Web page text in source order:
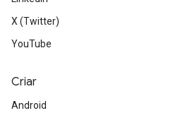
X (Twitter)
YouTube
Criar
Android